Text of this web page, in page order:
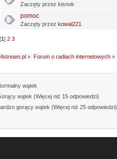
Zaczęty przez kisnok
pomoc
Zaczęty przez kowal221
1]2 3
» Forum o radiach internetowych»
wątek
wątek (Więcej niż 15 odpowiedzi)
gorący wątek (Więcej niż 25 odpowiedzi)